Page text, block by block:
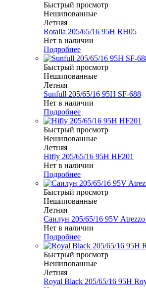
Быстрый просмотр
Нешипованные
Летняя
Rotalla 205/65/16 95H RH05
Нет в наличии
Подробнее
Быстрый просмотр
Нешипованные
Летняя
Sunfull 205/65/16 95H SF-688
Нет в наличии
Подробнее
Быстрый просмотр
Нешипованные
Летняя
Hifly 205/65/16 95H HF201
Нет в наличии
Подробнее
Быстрый просмотр
Нешипованные
Летняя
Саилун 205/65/16 95V
Нет в наличии
Подробнее
Быстрый просмотр
Нешипованные
Летняя
Royal Black 205/65/16 95H